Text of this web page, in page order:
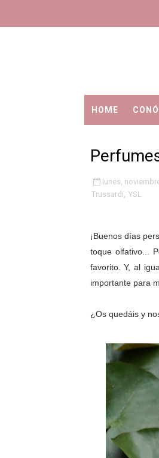
HOME
lunes,
Trussardi, YSL
¡Buenos días
toque olfativo...
favorito. Y, al
importante para
¿Os quedáis y